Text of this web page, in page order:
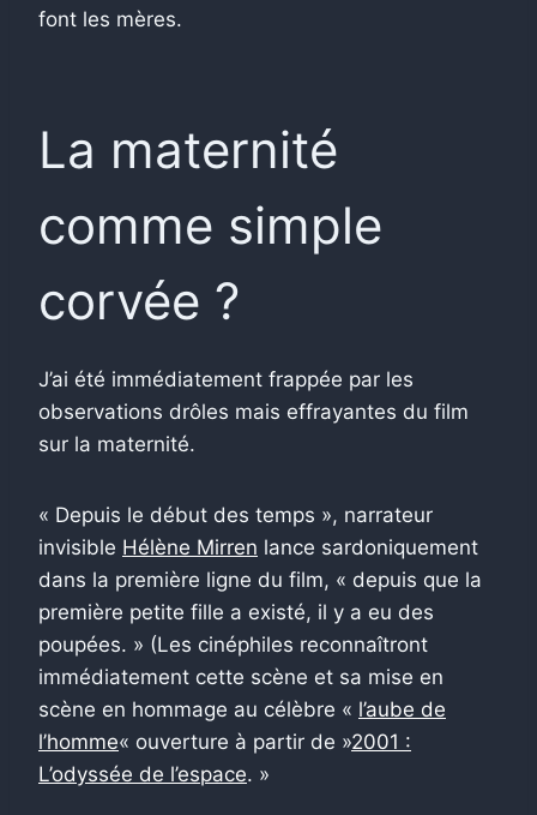
font les mères.
La maternité
comme simple
corvée ?
J’ai été immédiatement frappée par les
observations drôles mais effrayantes du film
sur la maternité.
« Depuis le début des temps », narrateur
invisible Hélène Mirren lance sardoniquement
dans la première ligne du film, « depuis que la
première petite fille a existé, il y a eu des
poupées. » (Les cinéphiles reconnaîtront
immédiatement cette scène et sa mise en
scène en hommage au célèbre « l’aube de
l’homme« ouverture à partir de »2001 :
L’odyssée de l’espace. »